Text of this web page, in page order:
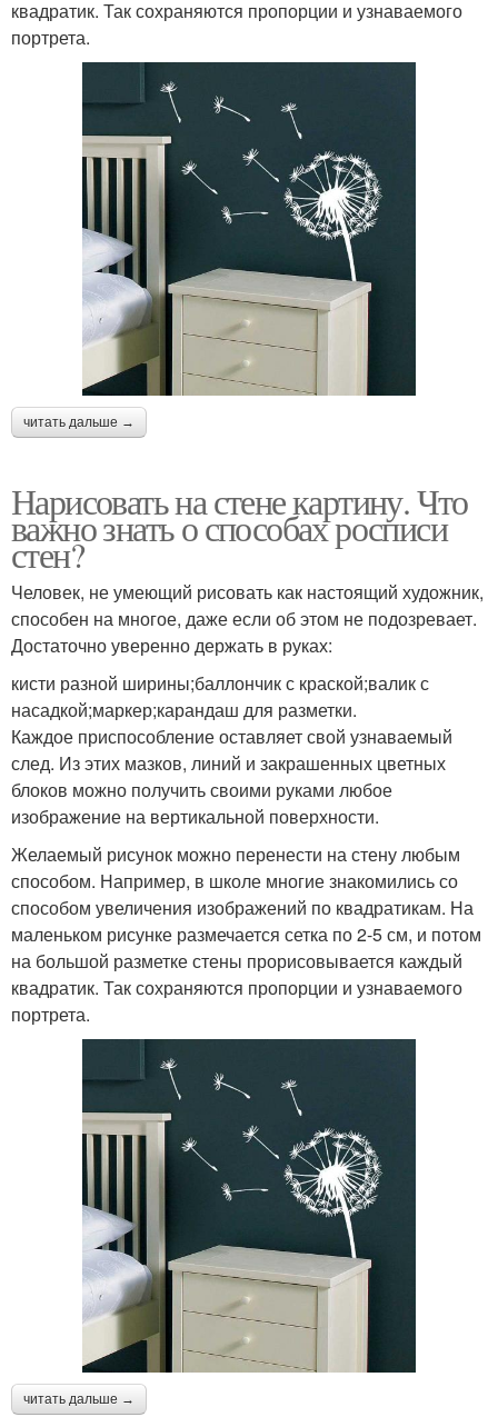
квадратик. Так сохраняются пропорции и узнаваемого
портрета.
читать дальше →
Нарисовать на стене картину. Что
важно знать о способах росписи
стен?
Человек, не умеющий рисовать как настоящий художник,
способен на многое, даже если об этом не подозревает.
Достаточно уверенно держать в руках:
кисти разной ширины;баллончик с краской;валик с
насадкой;маркер;карандаш для разметки.
Каждое приспособление оставляет свой узнаваемый
след. Из этих мазков, линий и закрашенных цветных
блоков можно получить своими руками любое
изображение на вертикальной поверхности.
Желаемый рисунок можно перенести на стену любым
способом. Например, в школе многие знакомились со
способом увеличения изображений по квадратикам. На
маленьком рисунке размечается сетка по 2-5 см, и потом
на большой разметке стены прорисовывается каждый
квадратик. Так сохраняются пропорции и узнаваемого
портрета.
читать дальше →